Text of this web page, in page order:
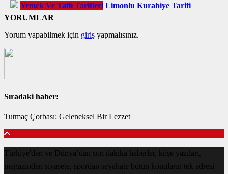
Yemek Ve Tatlı Tarifleri Limonlu Kurabiye Tarifi
YORUMLAR
Yorum yapabilmek için giriş yapmalısınız.
Sıradaki haber:
Tutmaç Çorbası: Geleneksel Bir Lezzet
Türkiye'den ve Dünya’dan son dakika haberler, köşe yazıları,
magazinden siyasete, spordan seyahate bütün konuların tek adresi